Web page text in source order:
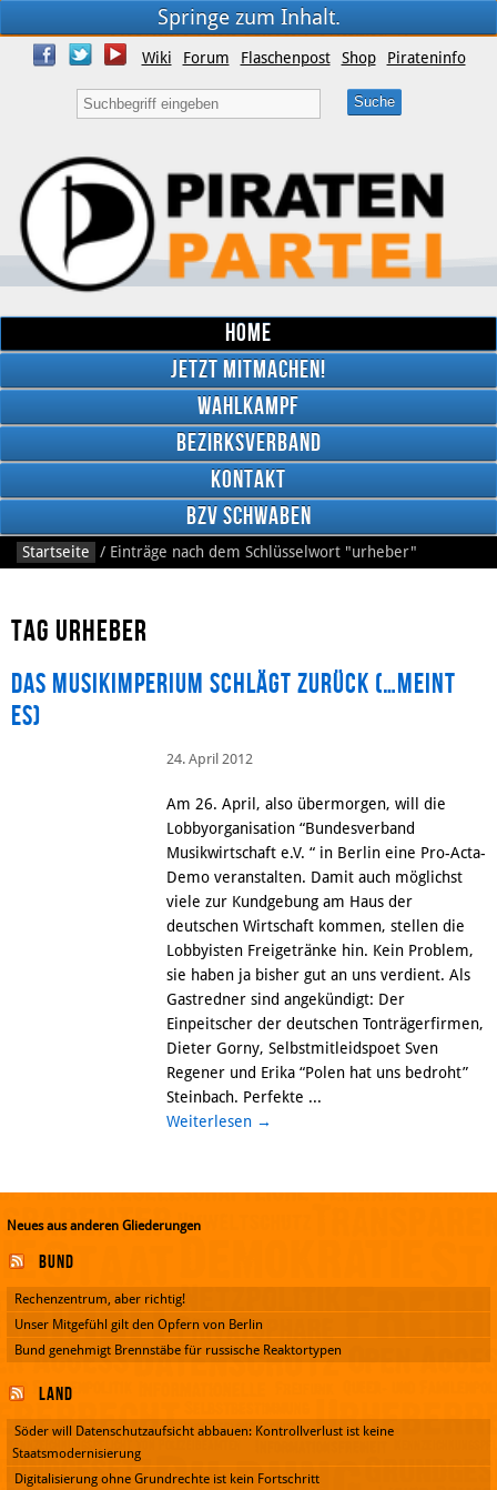
Springe zum Inhalt.
Wiki Forum Flaschenpost Shop Pirateninfo
Home
Jetzt mitmachen!
Wahlkampf
Bezirksverband
Kontakt
BzV Schwaben
Startseite / Einträge nach dem Schlüsselwort "urheber"
Tag urheber
Das Musikimperium schlägt zurück (…meint
es)
24. April 2012
Am 26. April, also übermorgen, will die
Lobbyorganisation “Bundesverband
Musikwirtschaft e.V. “ in Berlin eine Pro-Acta-
Demo veranstalten. Damit auch möglichst
viele zur Kundgebung am Haus der
deutschen Wirtschaft kommen, stellen die
Lobbyisten Freigetränke hin. Kein Problem,
sie haben ja bisher gut an uns verdient. Als
Gastredner sind angekündigt: Der
Einpeitscher der deutschen Tonträgerfirmen,
Dieter Gorny, Selbstmitleidspoet Sven
Regener und Erika “Polen hat uns bedroht”
Steinbach. Perfekte ...
Weiterlesen →
Neues aus anderen Gliederungen
Bund
Rechenzentrum, aber richtig!
Unser Mitgefühl gilt den Opfern von Berlin
Bund genehmigt Brennstäbe für russische Reaktortypen
Land
Söder will Datenschutzaufsicht abbauen: Kontrollverlust ist keine
Staatsmodernisierung
Digitalisierung ohne Grundrechte ist kein Fortschritt